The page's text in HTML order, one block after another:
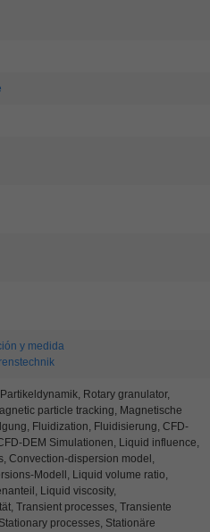
y medida
Rotary granulator,
particle tracking, Magnetische
Fluidization, Fluidisierung, CFD-
DEM Simulationen, Liquid influence,
Convection-dispersion model,
Modell, Liquid volume ratio,
Liquid viscosity,
Transient processes, Transiente
processes, Stationäre